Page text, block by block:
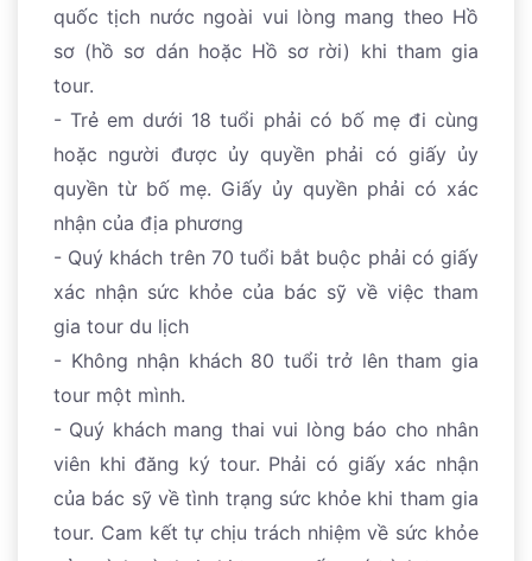
quốc tịch nước ngoài vui lòng mang theo Hồ
sơ (hồ sơ dán hoặc Hồ sơ rời) khi tham gia
tour.
- Trẻ em dưới 18 tuổi phải có bố mẹ đi cùng
hoặc người được ủy quyền phải có giấy ủy
quyền từ bố mẹ. Giấy ủy quyền phải có xác
nhận của địa phương
- Quý khách trên 70 tuổi bắt buộc phải có giấy
xác nhận sức khỏe của bác sỹ về việc tham
gia tour du lịch
- Không nhận khách 80 tuổi trở lên tham gia
tour một mình.
- Quý khách mang thai vui lòng báo cho nhân
viên khi đăng ký tour. Phải có giấy xác nhận
của bác sỹ về tình trạng sức khỏe khi tham gia
tour. Cam kết tự chịu trách nhiệm về sức khỏe